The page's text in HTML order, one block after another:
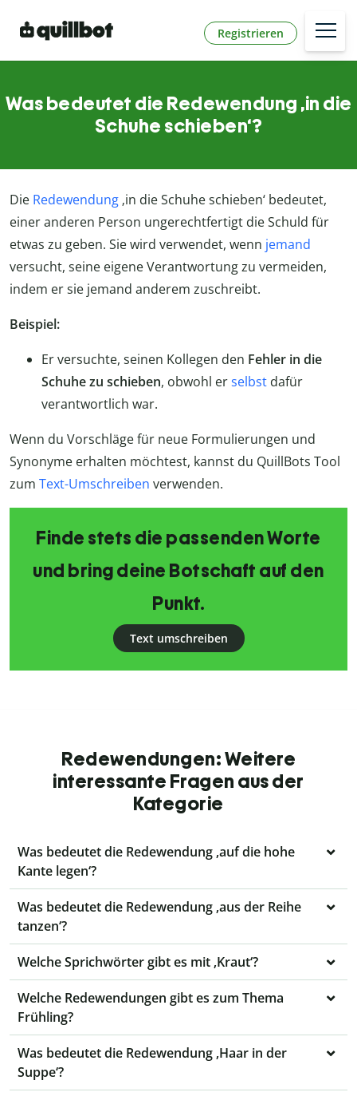
Registrieren
Was bedeutet die Redewendung ‚in die
Schuhe schieben‘?
Die Redewendung ‚in die Schuhe schieben‘ bedeutet,
einer anderen Person ungerechtfertigt die Schuld für
etwas zu geben. Sie wird verwendet, wenn jemand
versucht, seine eigene Verantwortung zu vermeiden,
indem er sie jemand anderem zuschreibt.
Beispiel:
Er versuchte, seinen Kollegen den Fehler in die
Schuhe zu schieben, obwohl erselbst dafür
verantwortlich war.
Wenn du Vorschläge für neue Formulierungen und
Synonyme erhalten möchtest, kannst du QuillBots Tool
zum Text-Umschreiben verwenden.
Finde stets die passenden Worte
und bring deine Botschaft auf den
Punkt.
Text umschreiben
Redewendungen: Weitere
interessante Fragen aus der
Kategorie
Was bedeutet die Redewendung ‚auf die hohe
Kante legen‘?
Was bedeutet die Redewendung ‚aus der Reihe
tanzen‘?
Welche Sprichwörter gibt es mit ‚Kraut‘?
Welche Redewendungen gibt es zum Thema
Frühling?
Was bedeutet die Redewendung ‚Haar in der
Suppe‘?